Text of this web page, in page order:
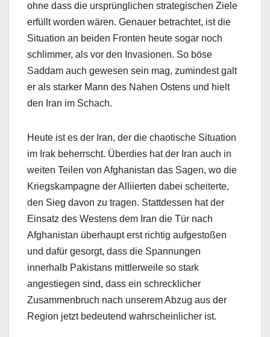
ohne dass die ursprünglichen strategischen Ziele
erfüllt worden wären. Genauer betrachtet, ist die
Situation an beiden Fronten heute sogar noch
schlimmer, als vor den Invasionen. So böse
Saddam auch gewesen sein mag, zumindest galt
er als starker Mann des Nahen Ostens und hielt
den Iran im Schach.
Heute ist es der Iran, der die chaotische Situation
im Irak beherrscht. Überdies hat der Iran auch in
weiten Teilen von Afghanistan das Sagen, wo die
Kriegskampagne der Alliierten dabei scheiterte,
den Sieg davon zu tragen. Stattdessen hat der
Einsatz des Westens dem Iran die Tür nach
Afghanistan überhaupt erst richtig aufgestoßen
und dafür gesorgt, dass die Spannungen
innerhalb Pakistans mittlerweile so stark
angestiegen sind, dass ein schrecklicher
Zusammenbruch nach unserem Abzug aus der
Region jetzt bedeutend wahrscheinlicher ist.